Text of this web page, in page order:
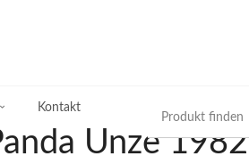
Kontakt
Unze 1982